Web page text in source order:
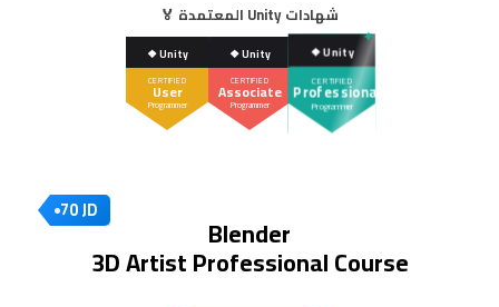
🏅 شهاداتUnity المعتمدة
❖ Unity
CERTIFIED
User
Programmer
❖ Unity
CERTIFIED
Associate
Programmer
❖ Unity
CERTIFIED
Professional
Programmer
70 JD
Blender
3D Artist Professional Course